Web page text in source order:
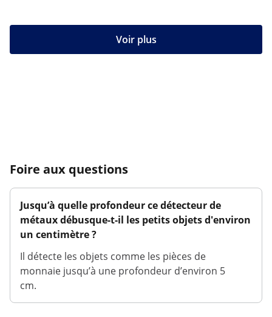
Voir plus
Foire aux questions
Jusqu’à quelle profondeur ce détecteur de
métaux débusque-t-il les petits objets d'environ
un centimètre ?
Il détecte les objets comme les pièces de
monnaie jusqu’à une profondeur d’environ 5
cm.